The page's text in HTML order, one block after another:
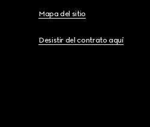
Mapa del sitio
Desistir del contrato aquí